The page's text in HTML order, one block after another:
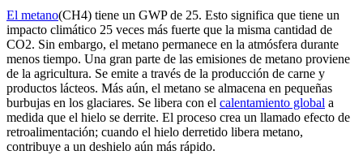
El metano(CH4) tiene un GWP de 25. Esto significa que tiene un
impacto climático 25 veces más fuerte que la misma cantidad de
CO2. Sin embargo, el metano permanece en la atmósfera durante
menos tiempo. Una gran parte de las emisiones de metano proviene
de la agricultura. Se emite a través de la producción de carne y
productos lácteos. Más aún, el metano se almacena en pequeñas
burbujas en los glaciares. Se libera con el calentamiento global a
medida que el hielo se derrite. El proceso crea un llamado efecto de
retroalimentación; cuando el hielo derretido libera metano,
contribuye a un deshielo aún más rápido.